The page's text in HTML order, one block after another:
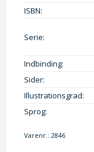
ISBN:
Serie:
Indbinding:
Sider:
Illustrationsgrad:
Sprog:
Varenr.:2846